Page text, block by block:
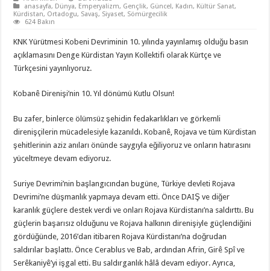
anasayfa, Dünya, Emperyalizm, Gençlik, Güncel, Kadın, Kültür Sanat,
Kürdistan, Ortadogu, Savaş, Siyaset, Sömürgecilik
624 Bakın
KNK Yürütmesi Kobeni Devriminin 10. yılında yayınlamış olduğu basın
açıklamasını Denge Kürdistan Yayın Kollektifi olarak Kürtçe ve
Türkçesini yayınlıyoruz.
Kobanê Direnişi’nin 10. Yıl dönümü Kutlu Olsun!
Bu zafer, binlerce ölümsüz şehidin fedakarlıkları ve görkemli
direnişçilerin mücadelesiyle kazanıldı. Kobanê, Rojava ve tüm Kürdistan
şehitlerinin aziz anıları önünde saygıyla eğiliyoruz ve onların hatırasını
yüceltmeye devam ediyoruz.
Suriye Devrimi’nin başlangıcından bugüne, Türkiye devleti Rojava
Devrimi’ne düşmanlık yapmaya devam etti. Önce DAIŞ ve diğer
karanlık güçlere destek verdi ve onları Rojava Kürdistanı’na saldırttı. Bu
güçlerin başarısız olduğunu ve Rojava halkının direnişiyle güçlendiğini
gördüğünde, 2016’dan itibaren Rojava Kürdistanı’na doğrudan
saldırılar başlattı. Önce Cerablus ve Bab, ardından Afrin, Girê Spî ve
Serêkaniyê’yi işgal etti. Bu saldırganlık hâlâ devam ediyor. Ayrıca,